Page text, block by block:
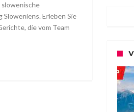
slowenische
Erleben Sie
die vom Team